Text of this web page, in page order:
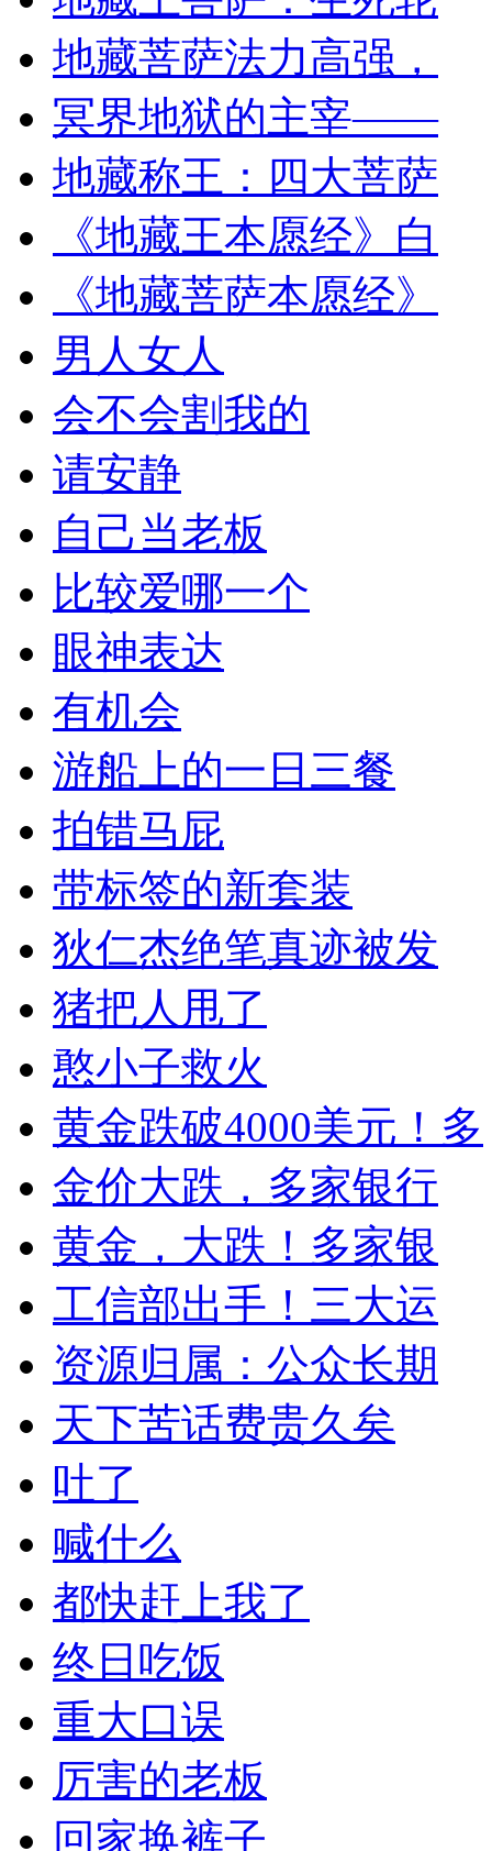
地藏菩萨法力高强，
冥界地狱的主宰——
地藏称王：四大菩萨
《地藏王本愿经》白
《地藏菩萨本愿经》
男人女人
会不会割我的
请安静
自己当老板
比较爱哪一个
眼神表达
有机会
游船上的一日三餐
拍错马屁
带标签的新套装
狄仁杰绝笔真迹被发
猪把人甩了
憨小子救火
黄金跌破4000美元！多
金价大跌，多家银行
黄金，大跌！多家银
工信部出手！三大运
资源归属：公众长期
天下苦话费贵久矣
吐了
喊什么
都快赶上我了
终日吃饭
重大口误
厉害的老板
回家换裤子